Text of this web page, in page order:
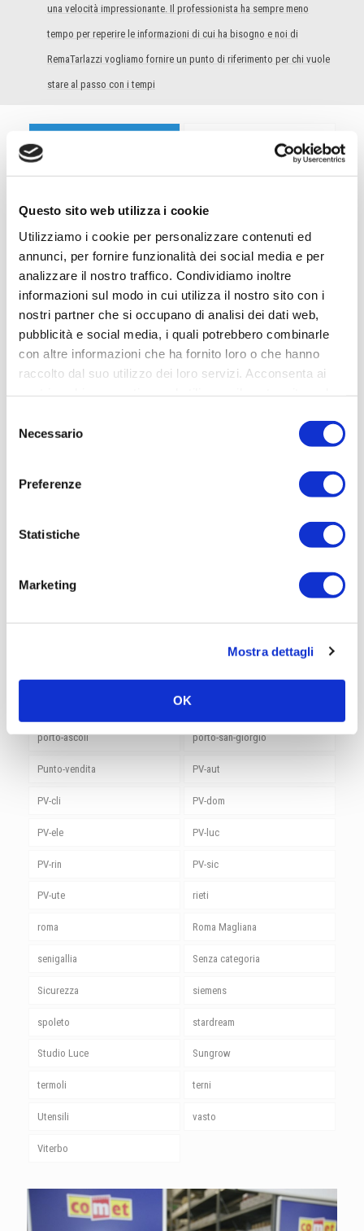
Questo sito web utilizza i cookie
Utilizziamo i cookie per personalizzare contenuti ed
annunci, per fornire funzionalità dei social media e per
analizzare il nostro traffico. Condividiamo inoltre
informazioni sul modo in cui utilizza il nostro sito con i
nostri partner che si occupano di analisi dei dati web,
pubblicità e social media, i quali potrebbero combinarle
con altre informazioni che ha fornito loro o che hanno
raccolto dal suo utilizzo dei loro servizi. Acconsenta ai
delNecessario
Preferenze
Statistiche
Marketing
Mostra dettagli
OK
una velocità impressionante. Il professionista ha sempre meno
tempo per reperire le informazioni di cui ha bisogno e noi di
RemaTarlazzi vogliamo fornire un punto di riferimento per chi vuole
stare al passo con i tempi
avezzano Bastia Umbra
BLOG castelfidardo
catalogo-covid-19 Chieti
comet+ comet+ automazione
its-informa
Montesilvano
porto-ascoli porto-san-giorgio
Punto-vendita PV-aut
PV-cli PV-dom
PV-ele PV-luc
PV-rin PV-sic
PV-ute rieti
roma Roma Magliana
senigallia Senza categoria
Sicurezza siemens
spoleto stardream
Studio Luce Sungrow
termoli terni
Utensili vasto
Viterbo